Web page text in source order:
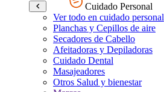
Cuidado Personal
Ver todo en cuidado personal
Planchas y Cepillos de aire
Secadores de Cabello
Afeitadoras y Depiladoras
Cuidado Dental
Masajeadores
Otros Salud y bienestar